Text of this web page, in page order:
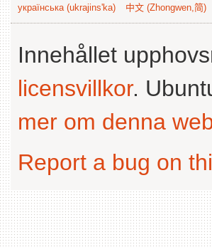
українська (ukrajins'ka)
中文 (Zhongwen,简)
Innehållet
licensvillkor.
mer om denna
Report a bug on